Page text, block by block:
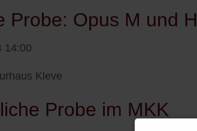
Probe: Opus M und
14:00
Kleve
Probe im MKK